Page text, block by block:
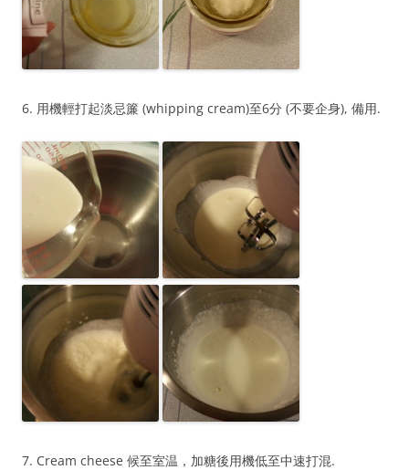
6. 用機輕打起淡忌簾 (whipping cream)至6分 (不要企身), 備用.
7. Cream cheese 候至室温，加糖後用機低至中速打混.